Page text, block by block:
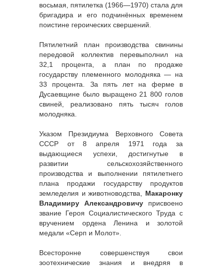
восьмая, пятилетка (1966—1970) стала для
бригадира и его подчинённых временем
поистине героических свершений.
Пятилетний план производства свинины
передовой коллектив перевыполнил на
32,1 процента, а план по продаже
государству племенного молодняка — на
33 процента. За пять лет на ферме в
Дусаевщине было выращено 21 800 голов
свиней, реализовано пять тысяч голов
молодняка.
Указом Президиума Верховного Совета
СССР от 8 апреля 1971 года за
выдающиеся успехи, достигнутые в
развитии сельскохозяйственного
производства и выполнении пятилетнего
плана продажи государству продуктов
земледелия и животноводства, Макаронку
Владимиру Александровичу присвоено
звание Героя Социалистического Труда с
вручением ордена Ленина и золотой
медали «Серп и Молот».
Всесторонне совершенствуя свои
зоотехнические знания и внедряя в